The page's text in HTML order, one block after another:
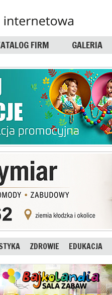
FIRM GALERIA
ZDROWIE EDUKACJA